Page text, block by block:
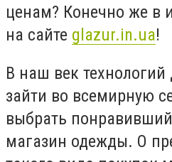
ценам? Конечно же в
на сайте glazur.in.ua!
В наш век технологий
зайти во всемирную
выбрать
магазин одежды. О